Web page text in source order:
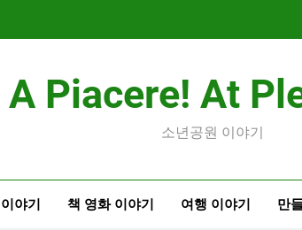
A Piacere! At
소년공원 이야기
야기 책 영화 이야기 여행 이야기 만